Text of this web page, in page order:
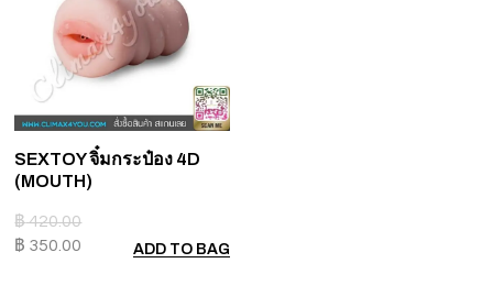
SEXTOY จิ๋มกระป๋อง 4D
(MOUTH)
฿420.00
฿ 350.00 ADD TO BAG